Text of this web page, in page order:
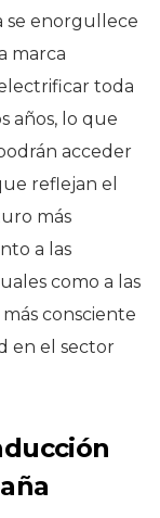
se enorgullece
marca
toda
años, lo que
acceder
reflejan el
más
a las
como a las
consciente
en el sector